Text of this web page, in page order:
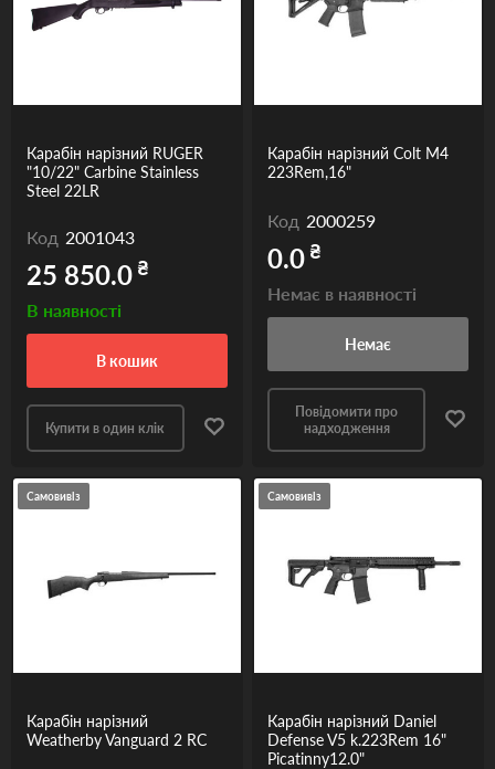
Карабін нарізний RUGER
"10/22" Carbine Stainless
Steel 22LR
Код 2001043
25 850.0₴
В наявності
в кошик
Купити в один клік
Карабін нарізний Colt M4
223Rem,16"
Код 2000259
0.0₴
Немає в наявності
Немає
Повідомити про
надходження
Самовивіз
Карабін нарізний
Weatherby Vanguard 2 RC
Самовивіз
Карабін нарізний Daniel
Defense V5 k.223Rem 16"
Picatinny12.0"